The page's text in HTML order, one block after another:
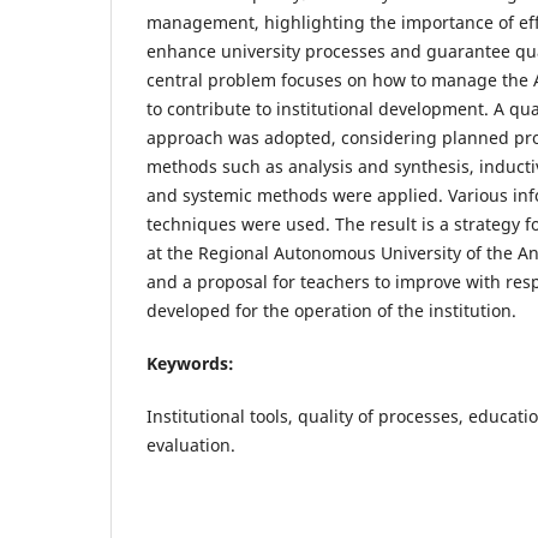
management, highlighting the importance of
enhance university processes and guarantee
central problem focuses on how to manage the
to contribute to institutional development. A
approach was adopted, considering planned
methods such as analysis and synthesis,
and systemic methods were applied. Various
techniques were used. The result is a strategy
at the Regional Autonomous University of the
and a proposal for teachers to improve with
developed for the operation of the institution.
Keywords:
Institutional tools, quality of processes,
evaluation.